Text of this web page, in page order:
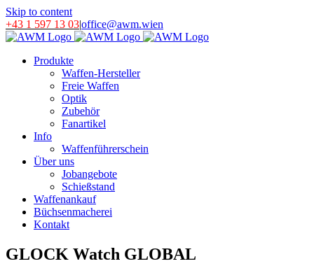
Skip to content
+43 1 597 13 03|office@awm.wien
Produkte
Waffen-Hersteller
Freie Waffen
Optik
Zubehör
Fanartikel
Info
Waffenführerschein
Über uns
Jobangebote
Schießstand
Waffenankauf
Büchsenmacherei
Kontakt
GLOCK Watch GLOBAL